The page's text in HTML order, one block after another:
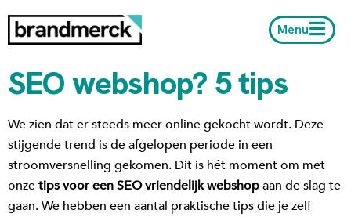
Menu
SEO webshop? 5 tips
We zien dat er steeds meer online gekocht wordt. Deze
stijgende trend is de afgelopen periode in een
stroomversnelling gekomen. Dit is hét moment om met
onzetips voor een SEO vriendelijk webshopaan de slag te
gaan. We hebben een aantal praktische tips die je zelf